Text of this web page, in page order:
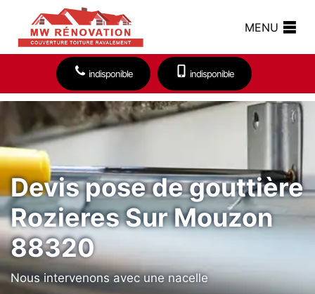
MENU
indisponible indisponible
Devis pose de gouttière
Rozieres Sur Mouzon
88320
Nous intervenons avec une nacelle